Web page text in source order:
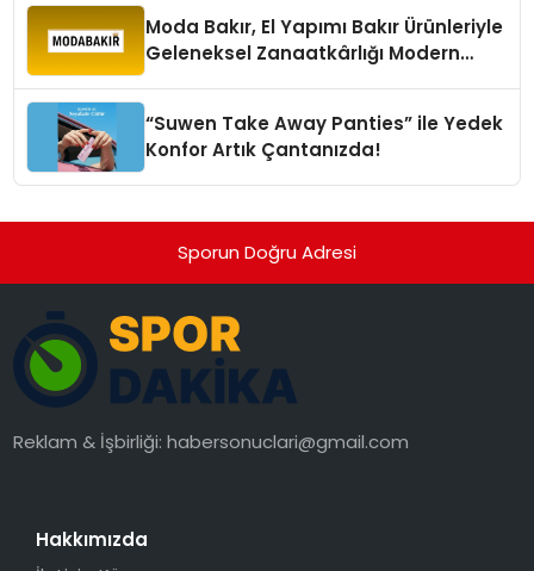
Moda Bakır, El Yapımı Bakır Ürünleriyle
Geleneksel Zanaatkârlığı Modern
“Suwen Take Away Panties” ile Yedek
Konfor Artık Çantanızda!
Sporun Doğru Adresi
Reklam & İşbirliği:habersonuclari@gmail.com
Hakkımızda